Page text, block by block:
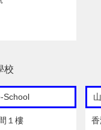
校
School
１樓